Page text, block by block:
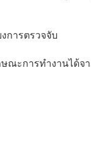
การตรวจจับ
ษณะการทำงานได้จ